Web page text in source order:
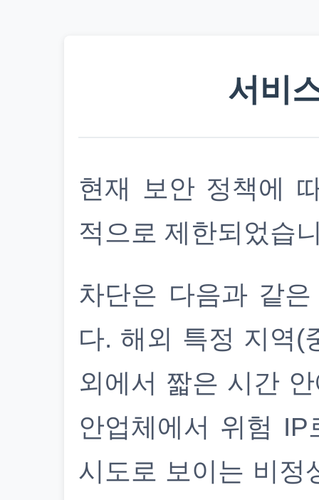
서비
현재 보안 정책에
적으로 제한되었습
차단은 다음과 같
다. 해외 특정 지역(
외에서 짧은 시간
안업체에서 위험
시도로 보이는 비정